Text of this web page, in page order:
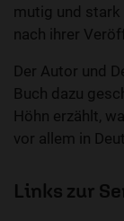
mutig und
nach ihrer
Der Autor und
Buch dazu
Höhn erzählt,
vor allem in
Links zur